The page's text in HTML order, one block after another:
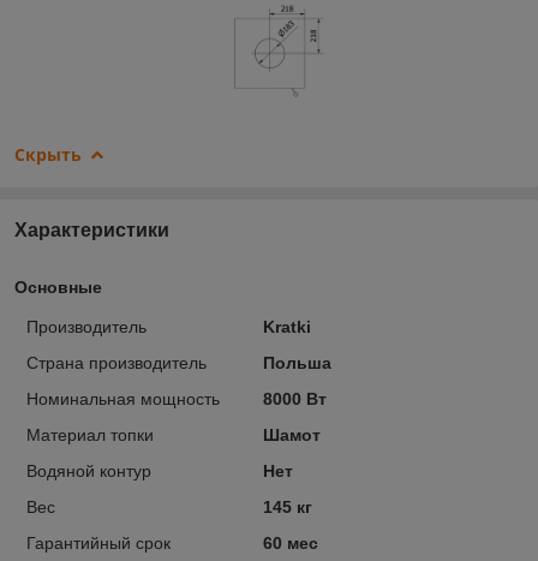
Скрыть
Характеристики
Основные
Производитель
Kratki
Страна производитель
Польша
Номинальная мощность
8000 Вт
Материал топки
Шамот
Водяной контур
Нет
Вес
145 кг
Гарантийный срок
60 мес